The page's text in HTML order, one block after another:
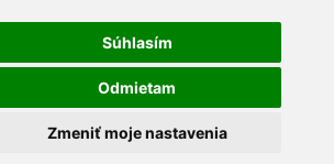
Súhlasím
Odmietam
Zmeniť moje nastavenia